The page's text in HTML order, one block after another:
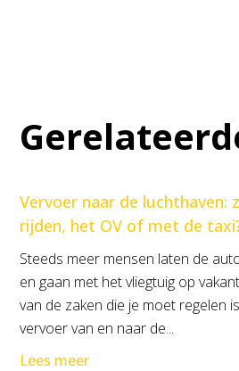
Vervoer naar de luchthaven:
rijden, het OV of met de
Steeds meer mensen laten de
en gaan met het vliegtuig op
van de zaken die je moet regelen
vervoer van en naar de...
Lees meer